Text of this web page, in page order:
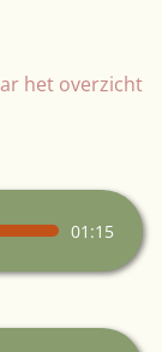
het overzicht
01:15